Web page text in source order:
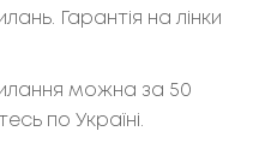
Гарантія на лінки
можна за 50
по Україні.